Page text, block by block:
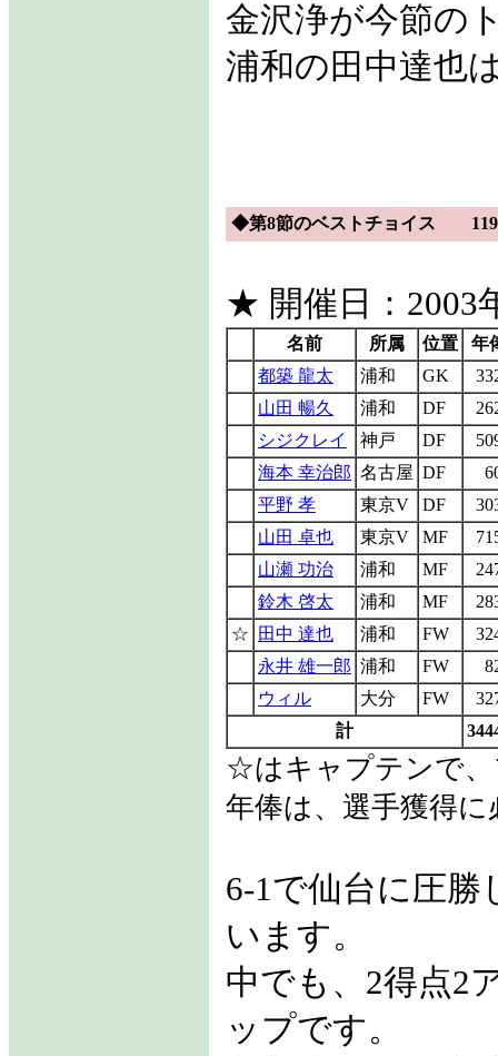
金沢浄が今節の
浦和の田中達也
◆第8節のベストチョイス
★ 開催日：2003
名前 所属 位置
年
都築 龍太
浦和 GK
山田 暢久
浦和 DF
シジクレイ
神戸 DF
海本 幸治郎 名古屋 DF
平野 孝
東京V DF
山田 卓也
東京V MF
山瀬 功治
浦和 MF
鈴木 啓太
浦和 MF
☆
田中 達也 浦和 FW
永井 雄一郎 浦和 FW
ウィル
大分 FW
計
☆はキャプテンで
年俸は、選手獲得
6-1で仙台に圧
います。
中でも、2得点2
ップです。